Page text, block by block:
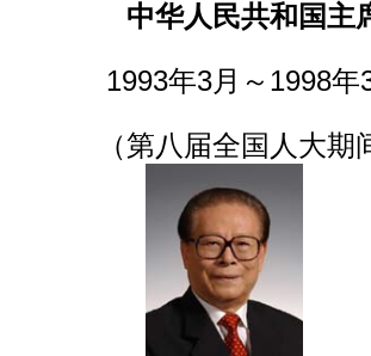
中华人民共和国主
1993年3月～1998年
（第八届全国人大期